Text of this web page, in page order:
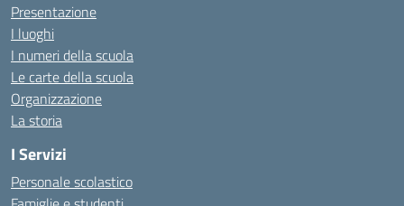
Presentazione
I luoghi
I numeri della scuola
Le carte della scuola
Organizzazione
La storia
I Servizi
Personale scolastico